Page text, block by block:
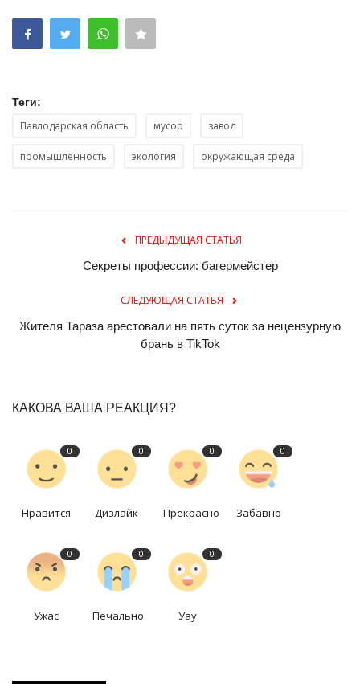
Теги:
Павлодарская область мусор завод
промышленность экология окружающая среда
ПРЕДЫДУЩАЯ СТАТЬЯ
Секреты профессии: багермейстер
СЛЕДУЮЩАЯ СТАТЬЯ
Жителя Тараза арестовали на пять суток за нецензурную
брань в TikTok
КАКОВА ВАША РЕАКЦИЯ?
0
Нравится
0
Дизлайк
0
Прекрасно
0
Забавно
0
Ужас
0
Печально
0
Уау